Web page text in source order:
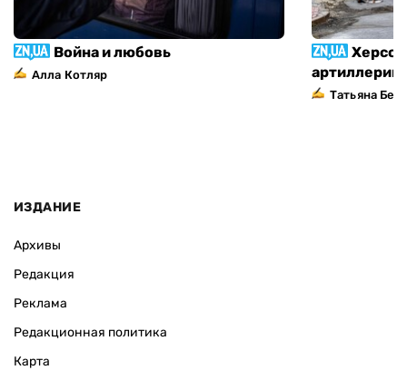
Война и любовь
Алла Котляр
Татьяна
ИЗДАНИЕ
Архивы
Редакция
Реклама
Редакционная политика
Карта